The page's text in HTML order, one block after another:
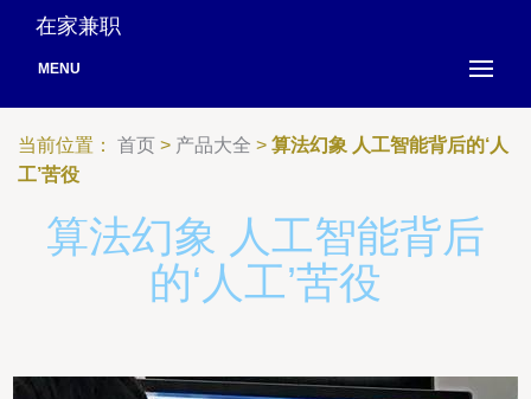
在家兼职
MENU
当前位置： 首页 > 产品大全 > 算法幻象 人工智能背后的‘人
工’苦役
算法幻象 人工智能背后
的‘人工’苦役